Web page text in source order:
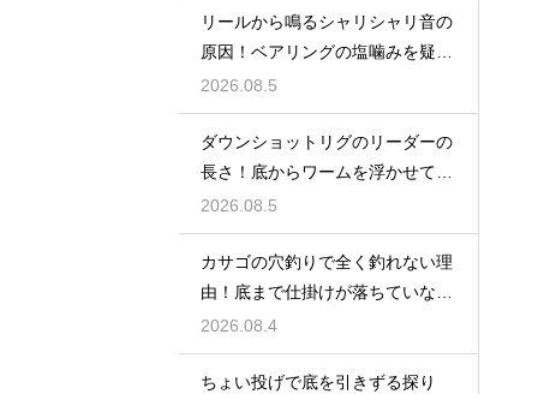
リールから鳴るシャリシャリ音の
原因！ベアリングの塩噛みを疑っ
て洗浄する
2026.08.5
ダウンショットリグのリーダーの
長さ！底からワームを浮かせてア
ピール
2026.08.5
カサゴの穴釣りで全く釣れない理
由！底まで仕掛けが落ちていない
原因
2026.08.4
ちょい投げで底を引きずる探り